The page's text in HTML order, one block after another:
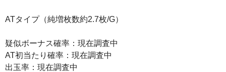
ATタイプ（純増枚数約2.7枚/G）
疑似ボーナス確率：現在調査中
AT初当たり確率：現在調査中
出玉率：現在調査中